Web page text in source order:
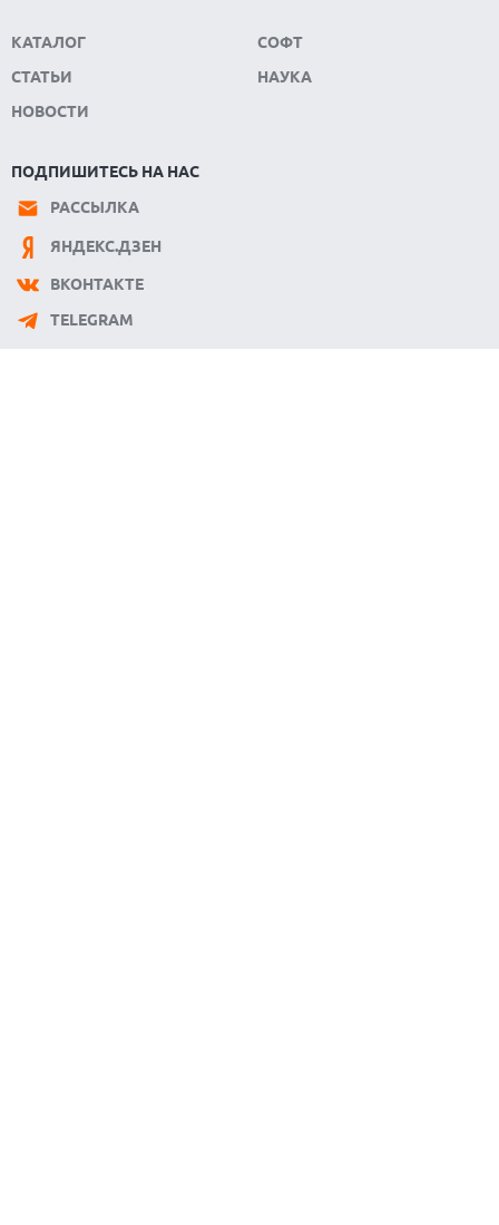
КАТАЛОГ
СТАТЬИ
НОВОСТИ
СОФТ
НАУКА
ПОДПИШИТЕСЬ НА НАС
РАССЫЛКА
ЯНДЕКС.ДЗЕН
ВКОНТАКТЕ
TELEGRAM